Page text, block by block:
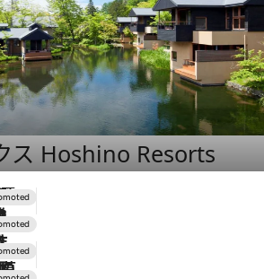
ス Hoshino Resorts
味